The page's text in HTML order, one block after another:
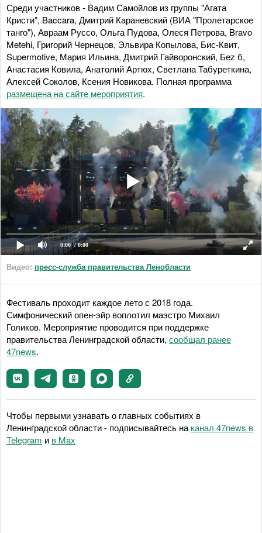
Среди участников - Вадим Самойлов из группы "Агата
Кристи", Baccara, Дмитрий Караневский (ВИА "Пролетарское
танго"), Авраам Руссо, Ольга Пудова, Олеся Петрова, Bravo
Metehi, Григорий Чернецов, Эльвира Копылова, Бис-Квит,
Supermotive, Мария Ильина, Дмитрий Гайворонский, Беz б,
Анастасия Ковила, Анатолий Артюх, Светлана Табуреткина,
Алексей Соколов, Ксения Новикова. Полная программа
размещена на сайте мероприятия.
0:00 / 0:00
Видео: пресс-служба правительства Ленобласти
Фестиваль проходит каждое лето с 2018 года.
Симфонический опен-эйр воплотил маэстро Михаил
Голиков. Мероприятие проводится при поддержке
правительства Ленинградской области, сообщал ранее
47news.
Чтобы первыми узнавать о главных событиях в
Ленинградской области - подписывайтесь на канал 47news в
Telegram и в Maх